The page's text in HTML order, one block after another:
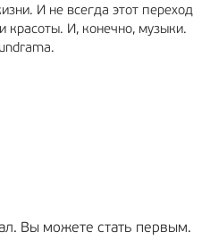
И не всегда этот переход
красоты. И, конечно, музыки.
Вы можете стать первым.